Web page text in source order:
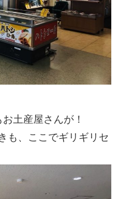
土産屋さんが！
も、ここでギリギリセ